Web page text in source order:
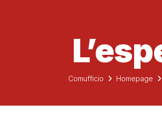
Comufficio Homepage